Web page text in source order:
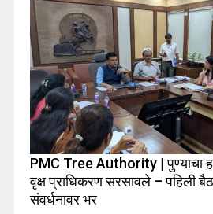
PMC Tree Authority | पुण्याचा
वृक्ष प्राधिकरण सरसावले – पहिली
संवर्धनावर भर